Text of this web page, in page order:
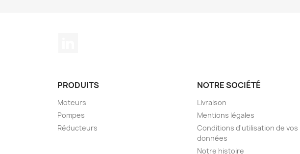
PRODUITS
Moteurs
Pompes
Réducteurs
NOTRE SOCIÉTÉ
Livraison
Mentions légales
Conditions d'utilisation de vos
données
Notre histoire